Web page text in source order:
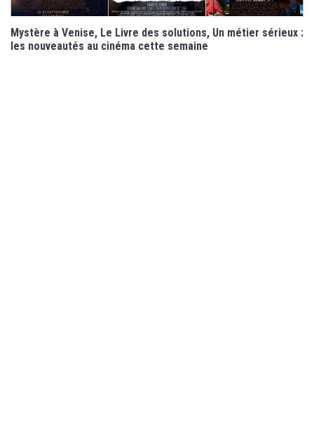
Mystère à Venise, Le Livre des solutions, Un métier sérieux :
les nouveautés au cinéma cette semaine